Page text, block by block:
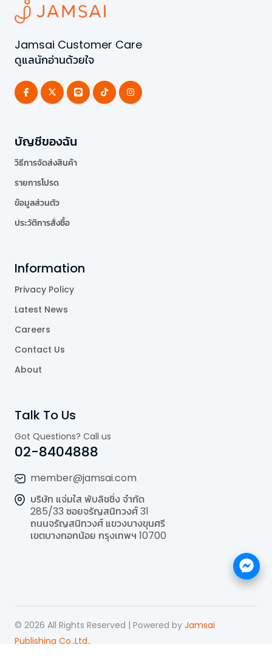
Jamsai Customer Care
ดูแลนักอ่านด้วยใจ
บัญชีของฉัน
วิธีการจัดส่งสินค้า
รายการโปรด
ข้อมูลส่วนตัว
ประวัติการสั่งซื้อ
Information
Privacy Policy
Latest News
Careers
Contact Us
About
Talk To Us
Got Questions? Call us
02-8404888
member@jamsai.com
บริษัท แจ่มใส พับลิชชิ่ง จำกัด
285/33 ซอยจรัญสนิทวงศ์ 31
ถนนจรัญสนิทวงศ์ แขวงบางขุนศรี
เขตบางกอกน้อย กรุงเทพฯ 10700
© 2026 All Rights Reserved | Powered by Jamsai
Publishing Co.,Ltd..